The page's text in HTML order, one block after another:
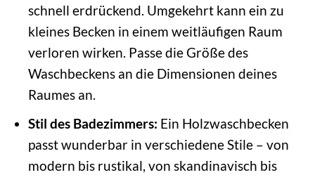
schnell erdrückend. Umgekehrt kann ein zu
kleines Becken in einem weitläufigen Raum
verloren wirken. Passe die Größe des
Waschbeckens an die Dimensionen deines
Raumes an.
Stil des Badezimmers: Ein Holzwaschbecken
passt wunderbar in verschiedene Stile – von
modern bis rustikal, von skandinavisch bis